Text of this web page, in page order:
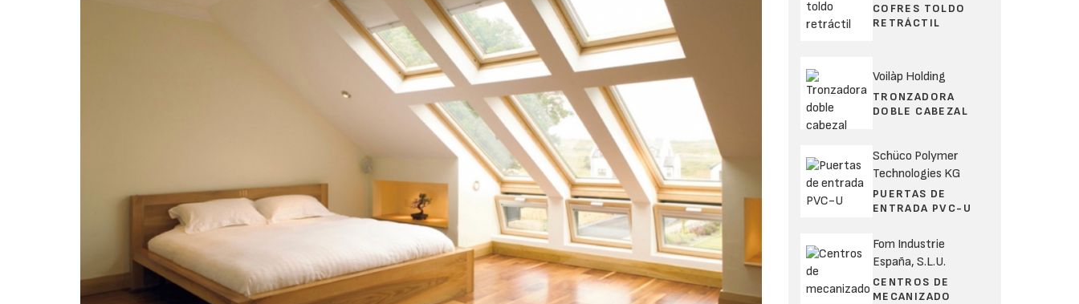
COFRES TOLDO
RETRÁCTIL
Voilàp Holding
TRONZADORA
DOBLE CABEZAL
Schüco Polymer
Technologies KG
PUERTAS DE
ENTRADA PVC-U
Fom Industrie
España, S.L.U.
CENTROS DE
MECANIZADO